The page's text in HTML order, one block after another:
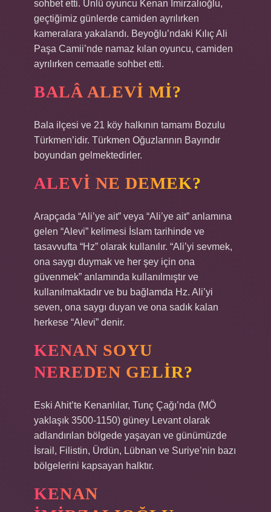
sohbet etti. Ünlü oyuncu Kenan İmirzalıoğlu,
geçtiğimiz günlerde camiden ayrılırken
kameralara yakalandı. Beyoğlu’ndaki Kılıç Ali
Paşa Camii’nde namaz kılan oyuncu, camiden
ayrılırken cemaatle sohbet etti.
BALÂ ALEVI MI?
Bala ilçesi ve 21 köy halkının tamamı Bozulu
Türkmen’idir. Türkmen Oğuzlarının Bayındır
boyundan gelmektedirler.
ALEVI NE DEMEK?
Arapçada “Ali’ye ait” veya “Ali’ye ait” anlamına
gelen “Alevi” kelimesi İslam tarihinde ve
tasavvufta “Hz” olarak kullanılır. “Ali’yi sevmek,
ona saygı duymak ve her şey için ona
güvenmek” anlamında kullanılmıştır ve
kullanılmaktadır ve bu bağlamda Hz. Ali’yi
seven, ona saygı duyan ve ona sadık kalan
herkese “Alevi” denir.
KENAN SOYU
NEREDEN GELIR?
Eski Ahit’te Kenanlılar, Tunç Çağı’nda (MÖ
yaklaşık 3500-1150) güney Levant olarak
adlandırılan bölgede yaşayan ve günümüzde
İsrail, Filistin, Ürdün, Lübnan ve Suriye’nin bazı
bölgelerini kapsayan halktır.
KENAN